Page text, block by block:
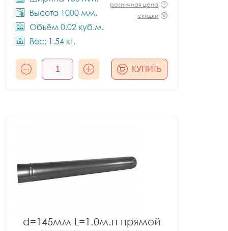
Высота 1000 мм.
Объём 0.02 куб.м.
Вес: 1.54 кг.
розничная цена
скидки
КУПИТЬ
d=145мм L=1.0м.п прямой